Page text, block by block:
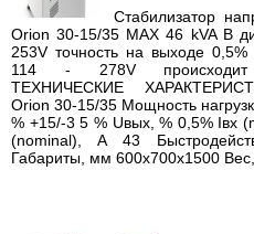
Стабилизатор
Orion 30-15/35 MAX 46 kVA В
253V точность на выходе
114 - 278V происходит
ТЕХНИЧЕСКИЕ
Orion 30-15/35 Мощность
% +15/-3 5 % Uвых, % 0,5% Iвх
(nominal), А 43
Габариты, мм 600х700х1500